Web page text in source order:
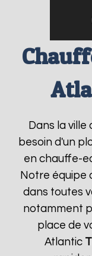
Dans la ville
besoin d'un
en chauffe-
Notre équipe
dans toutes
notamment
place de
Atlantic